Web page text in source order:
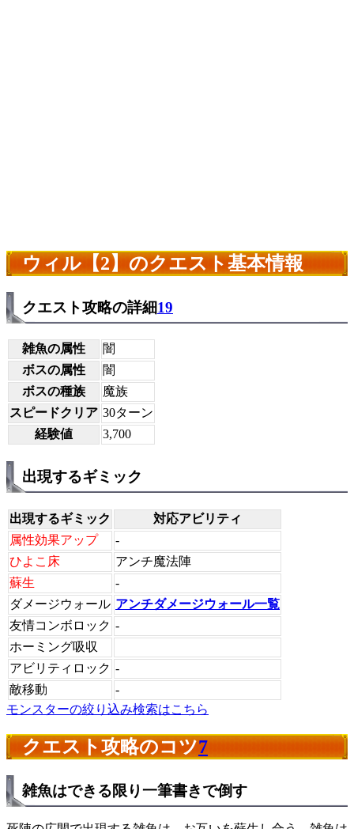
ウィル【2】のクエスト基本情報
クエスト攻略の詳細19
雑魚の属性
闇
ボスの属性
闇
ボスの種族
魔族
スピードクリア 30ターン
経験値
3,700
出現するギミック
出現するギミック
対応アビリティ
属性効果アップ
-
ひよこ床
アンチ魔法陣
蘇生
-
ダメージウォール アンチダメージウォール一覧
友情コンボロック -
ホーミング吸収
アビリティロック -
敵移動
-
モンスターの絞り込み検索はこちら
クエスト攻略のコツ7
雑魚はできる限り一筆書きで倒す